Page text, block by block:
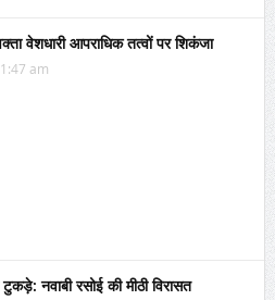
वेशधारी आपराधिक तत्वों पर शिकंजा
am
नवाबी रसोई की मीठी विरासत